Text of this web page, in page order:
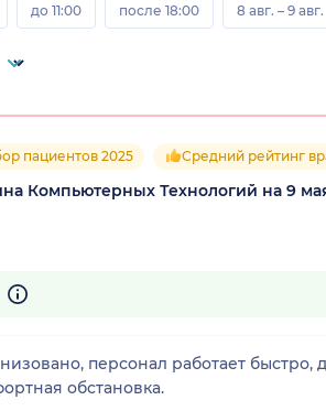
до 11:00
после 18:00
8 авг. – 9 авг.
пациентов 2025 Средний рейтинг
Компьютерных Технологий на 9
персонал работает
обстановка.